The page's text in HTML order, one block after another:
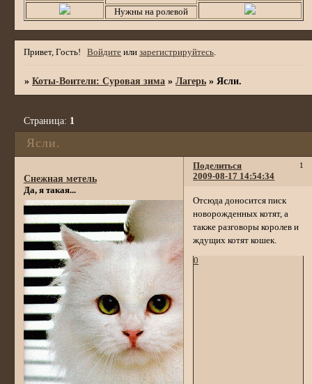
Нужны на ролевой
Привет, Гость! Войдите илизарегистрируйтесь.
»Коты-Воители: Суровая зима »Лагерь » Ясли.
Ясли.
Страница: 1
Поделиться 1
2009-08-17 14:54:34
Снежная метель
Да, я такая...
Отсюда доносится писк
новорожденных котят, а
также разговоры королев и
ждущих котят кошек.
0